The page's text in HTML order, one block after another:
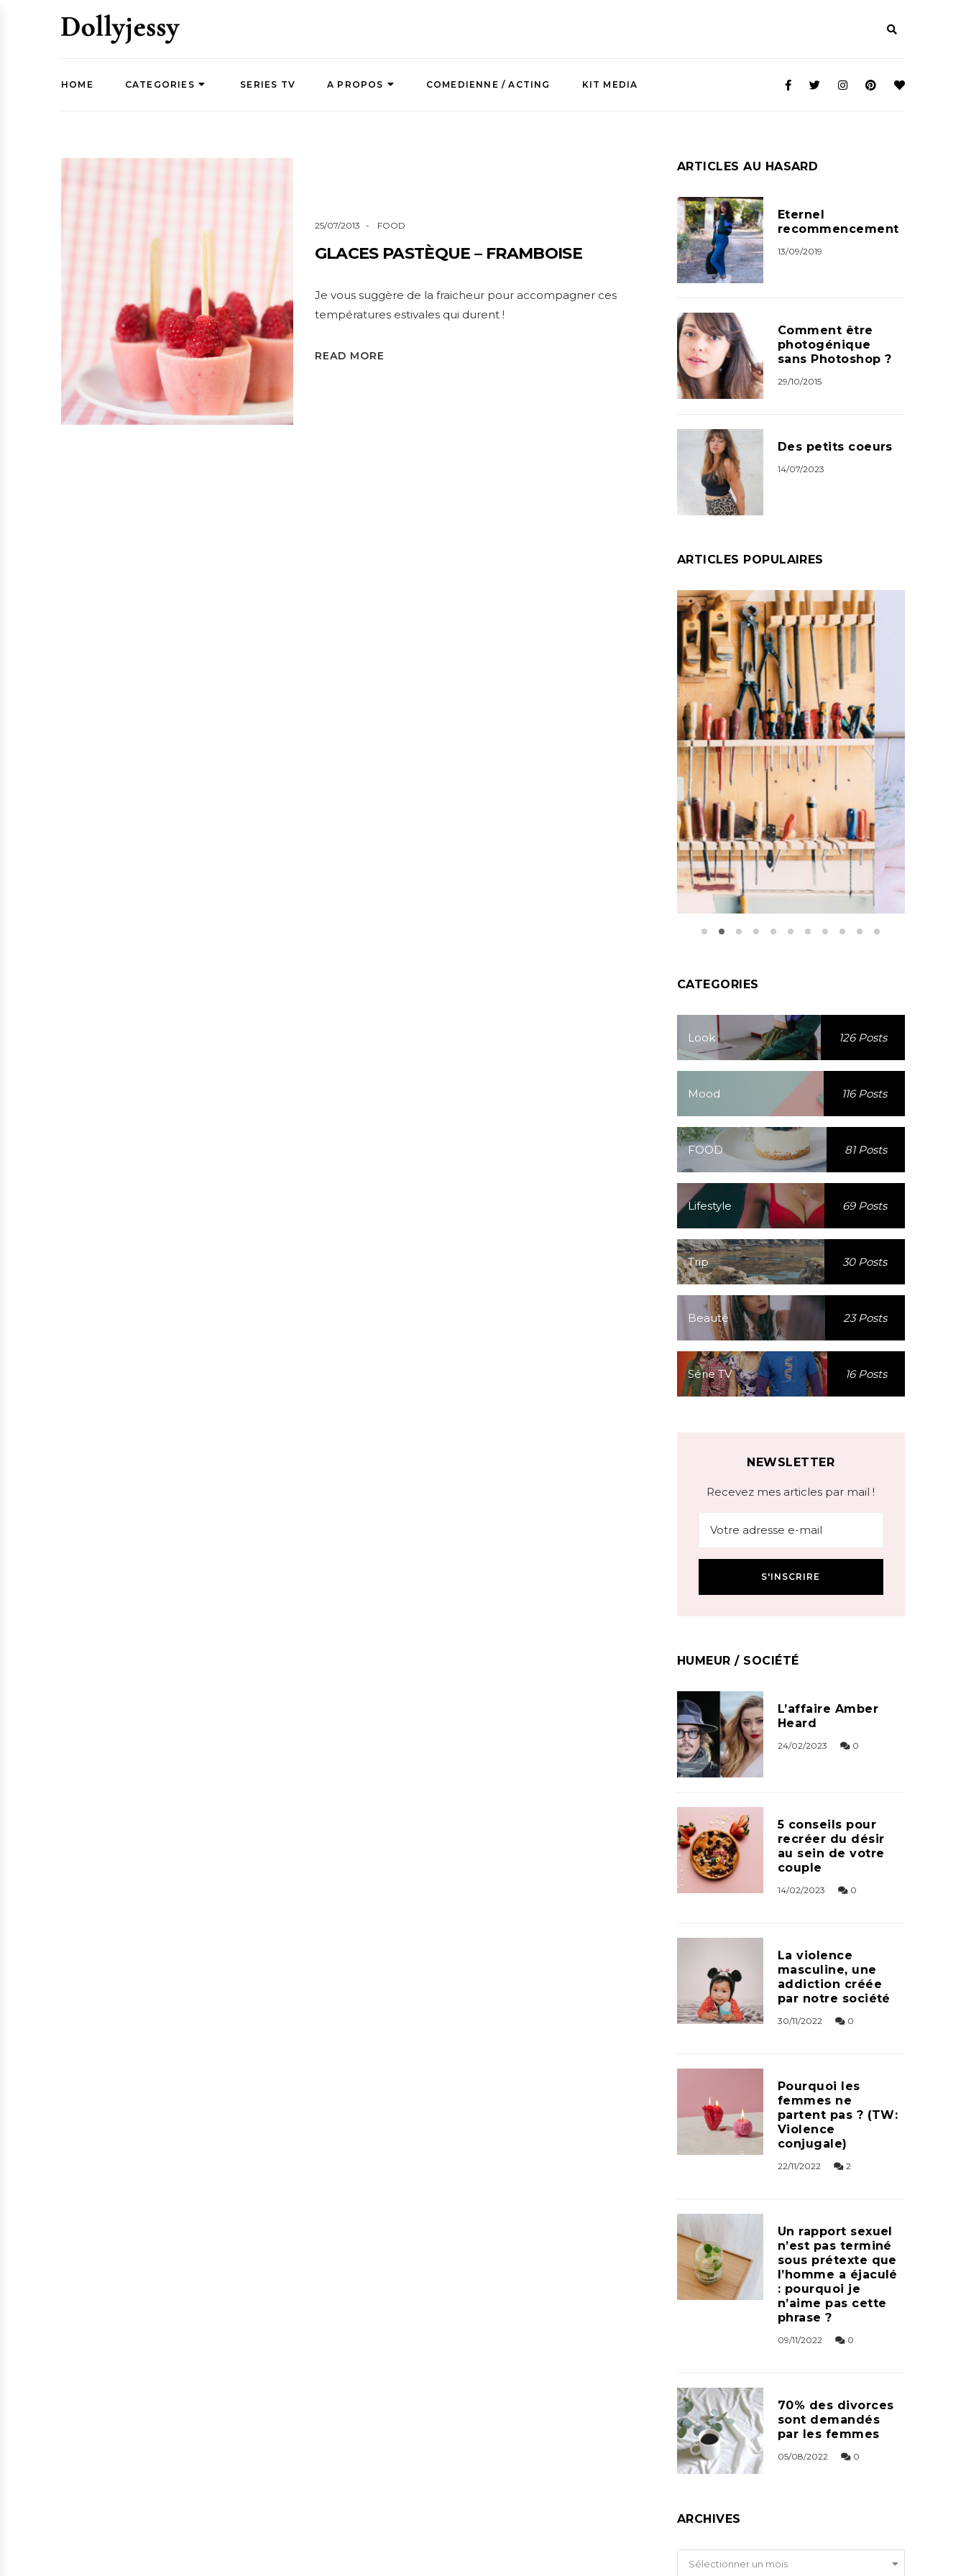
HOME CATEGORIES SERIES TV A PROPOS COMEDIENNE / ACTING KIT MEDIA
25/07/2013 FOOD
GLACES PASTÈQUE – FRAMBOISE
Je vous suggère de la fraicheur pour accompagner ces
températures estivales qui durent !
READ MORE
ARTICLES AU HASARD
Eternel
recommencement
13/09/2019
Comment être
photogénique
sans Photoshop ?
29/10/2015
Des petits coeurs
14/07/2023
ARTICLES POPULAIRES
CATEGORIES
Look 126 Posts
Mood 116 Posts
FOOD 81 Posts
Lifestyle 69 Posts
Trip 30 Posts
Beauté 23 Posts
Série TV 16 Posts
NEWSLETTER
Recevez mes articles par mail !
HUMEUR / SOCIÉTÉ
L’affaire Amber
Heard
24/02/2023 0
5 conseils pour
recréer du désir
au sein de votre
couple
14/02/2023 0
La violence
masculine, une
addiction créée
par notre société
30/11/2022 0
Pourquoi les
femmes ne
partent pas ? (TW:
Violence
conjugale)
22/11/2022 2
Un rapport sexuel
n’est pas terminé
sous prétexte que
l’homme a éjaculé
: pourquoi je
n’aime pas cette
phrase ?
09/11/2022 0
70% des divorces
sont demandés
par les femmes
05/08/2022 0
ARCHIVES
Archives
Sélectionner un mois